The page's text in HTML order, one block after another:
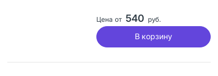
Цена от 540 руб.
В корзину